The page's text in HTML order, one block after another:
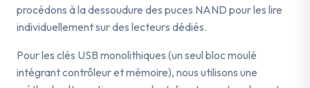
procédons à la dessoudure des puces NAND pour les lire
individuellement sur des lecteurs dédiés.
Pour les clés USB monolithiques (un seul bloc moulé
intégrant contrôleur et mémoire), nous utilisons une